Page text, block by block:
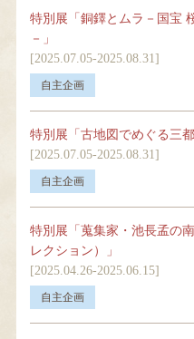
特別展「銅鐸とムラ－国宝
－」
[2025.07.05-2025.08.31]
特別展「古地図でめぐる三
[2025.07.05-2025.08.31]
特別展「蒐集家・池長孟の
レクション）」
[2025.04.26-2025.06.15]